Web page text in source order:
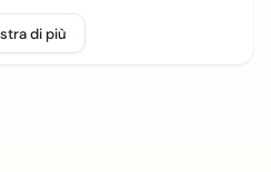
di più